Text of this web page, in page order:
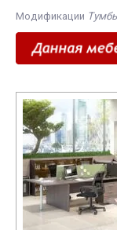
Модификации